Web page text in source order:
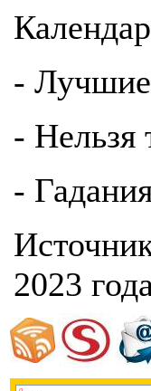
- Лучшие
- Нельзя
-
2023 года